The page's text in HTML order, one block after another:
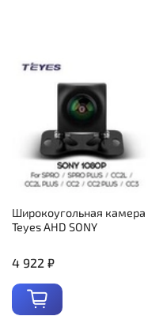
Широкоугольная камера
Teyes AHD SONY
4 922 ₽